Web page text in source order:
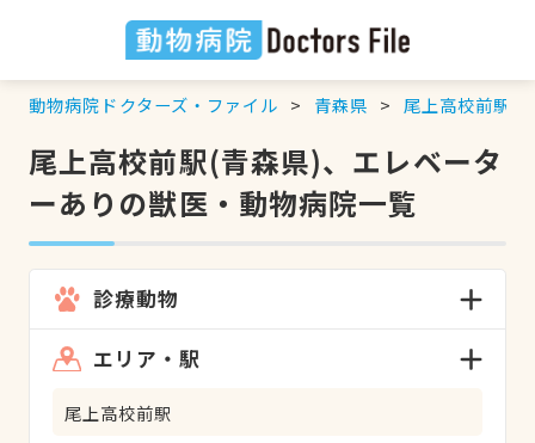
動物病院ドクターズ・ファイル 青森県 尾上高校前駅
尾上高校前駅(青森県)、エレベータ
ーありの獣医・動物病院一覧
診療動物
エリア・駅
尾上高校前駅